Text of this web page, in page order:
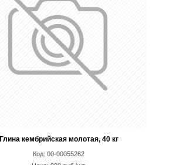
Глина кембрийская молотая, 40 кг
Код: 00-00055262